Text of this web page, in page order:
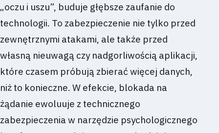
„oczu i uszu”, buduje głębsze zaufanie do
technologii. To zabezpieczenie nie tylko przed
zewnętrznymi atakami, ale także przed
własną nieuwagą czy nadgorliwością aplikacji,
które czasem próbują zbierać więcej danych,
niż to konieczne. W efekcie, blokada na
żądanie ewoluuje z technicznego
zabezpieczenia w narzędzie psychologicznego